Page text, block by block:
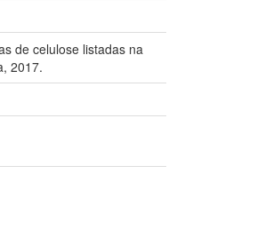
de celulose listadas na
2017.